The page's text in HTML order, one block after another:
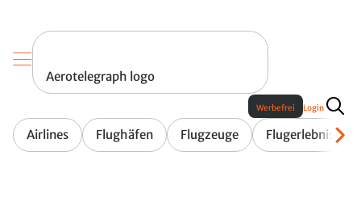
Aerotelegraph logo
Airlines Flughäfen Flugzeuge Flugerlebnis
Werbefrei Login